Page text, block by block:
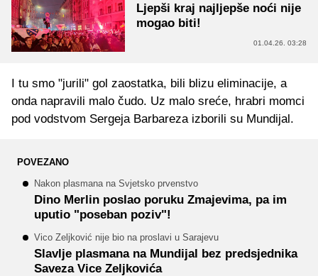
Ljepši kraj najljepše noći nije
mogao biti!
01.04.26. 03:28
I tu smo "jurili" gol zaostatka, bili blizu eliminacije, a
onda napravili malo čudo. Uz malo sreće, hrabri momci
pod vodstvom Sergeja Barbareza izborili su Mundijal.
POVEZANO
Nakon plasmana na Svjetsko prvenstvo
Dino Merlin poslao poruku Zmajevima, pa im
uputio "poseban poziv"!
Vico Zeljković nije bio na proslavi u Sarajevu
Slavlje plasmana na Mundijal bez predsjednika
Saveza Vice Zeljkovića